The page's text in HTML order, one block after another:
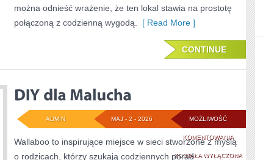
można odnieść wrażenie, że ten lokal stawia na prostotę
połączoną z codzienną wygodą.
[ Read More ]
CONTINUE
MOŻLIWOŚĆ
KOMENTOWANIADIY
DLA
ZOSTAŁA WYŁĄCZONA
MAJ - 2 - 2026
ADMIN
Wallaboo to inspirujące miejsce w sieci stworzone z myślą
o rodzicach, którzy szukają codziennych porad